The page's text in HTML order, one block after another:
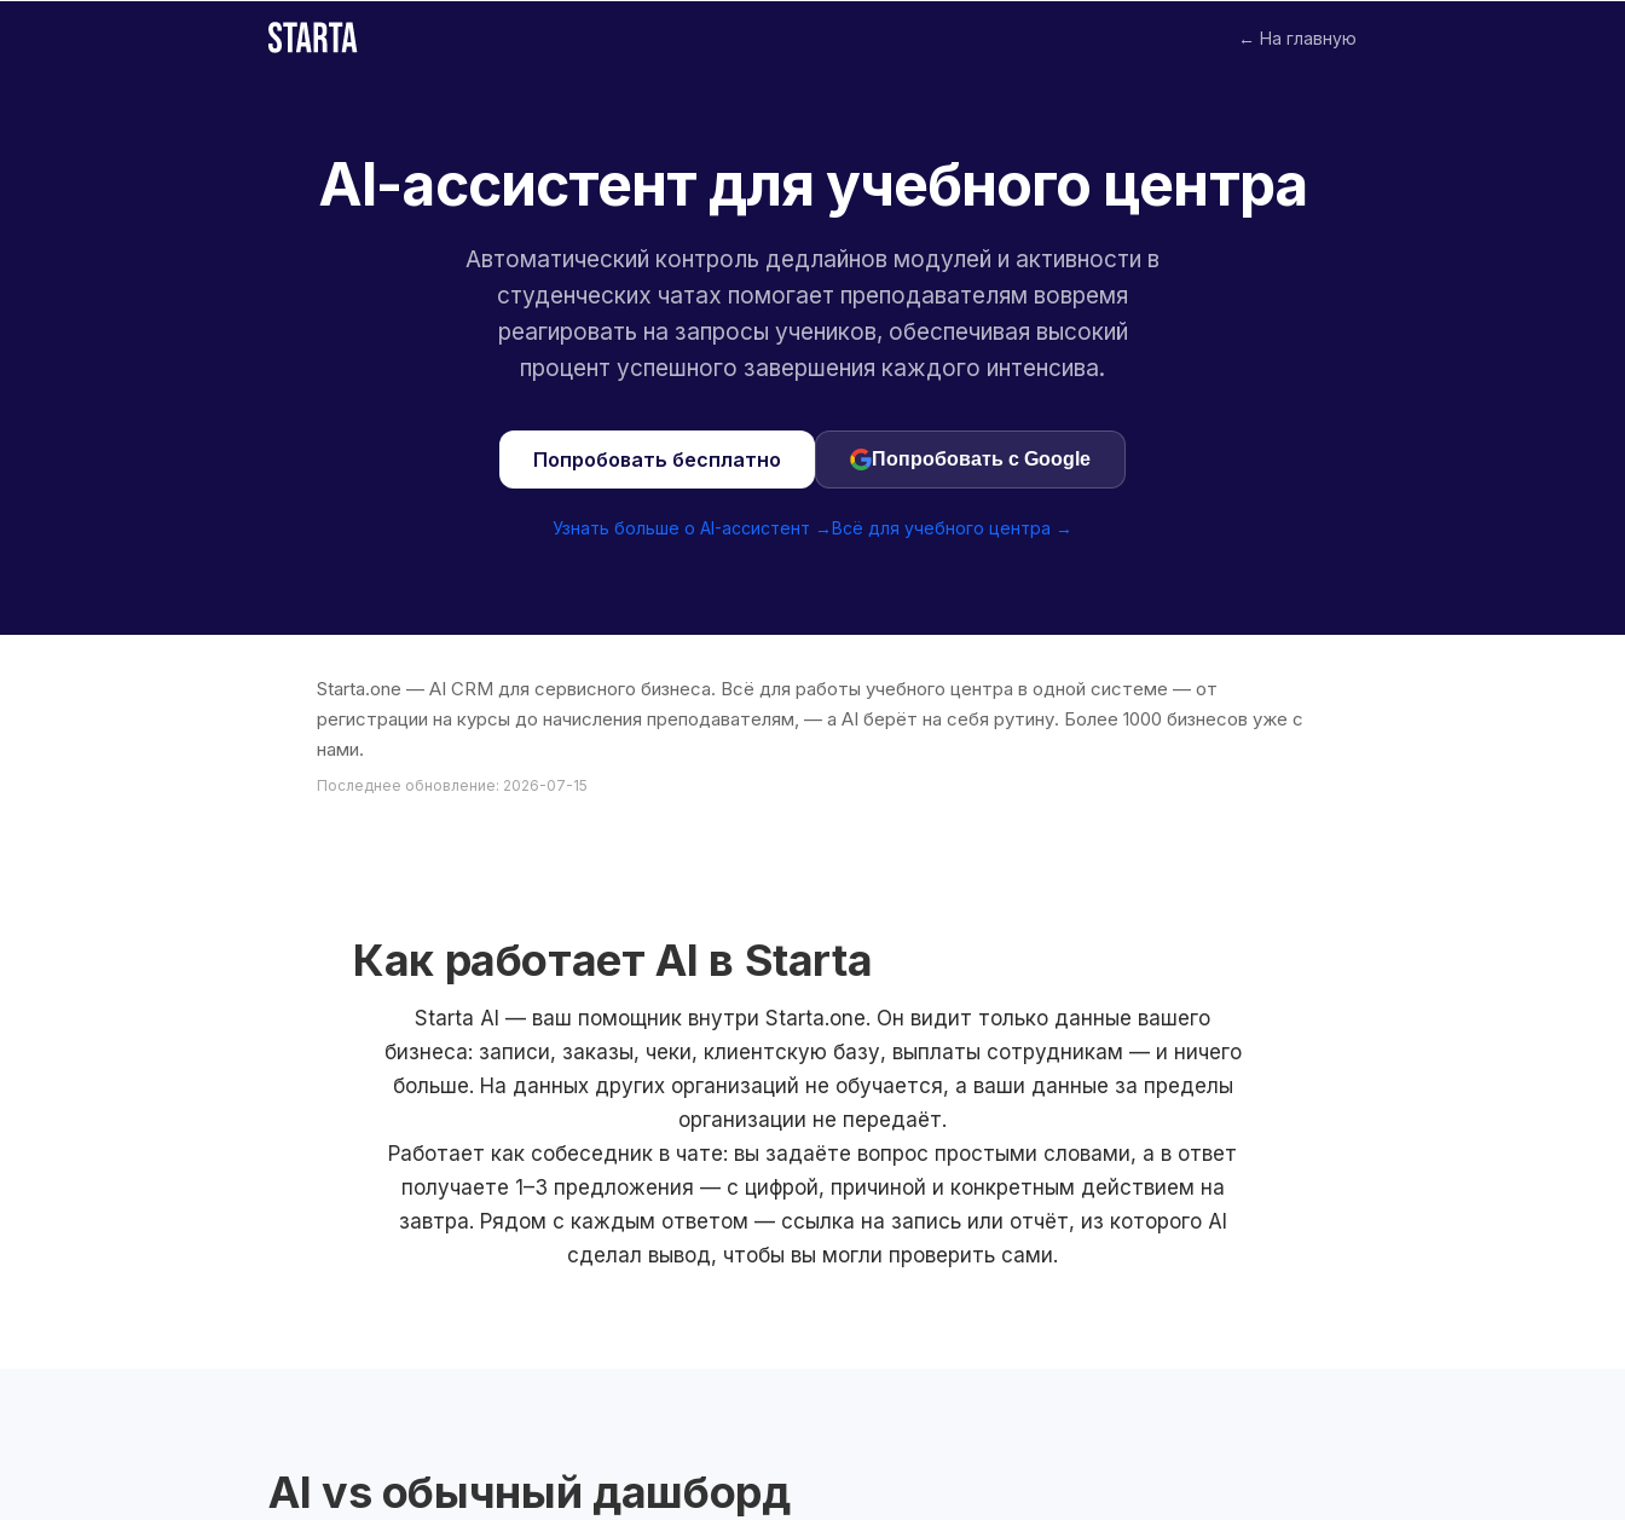
← На главную
AI-ассистент для учебного центра
Автоматический контроль дедлайнов модулей и активности в
студенческих чатах помогает преподавателям вовремя
реагировать на запросы учеников, обеспечивая высокий
процент успешного завершения каждого интенсива.
Попробовать бесплатно Попробовать с Google
Узнать больше о AI-ассистент →Всё для учебного центра →
Starta.one — AI CRM для сервисного бизнеса. Всё для работы учебного центра в одной системе — от
регистрации на курсы до начисления преподавателям, — а AI берёт на себя рутину. Более 1000 бизнесов уже с
нами.
Последнее обновление: 2026-07-15
Как работает AI в Starta
Starta AI — ваш помощник внутри Starta.one. Он видит только данные вашего
бизнеса: записи, заказы, чеки, клиентскую базу, выплаты сотрудникам — и ничего
больше. На данных других организаций не обучается, а ваши данные за пределы
организации не передаёт.
Работает как собеседник в чате: вы задаёте вопрос простыми словами, а в ответ
получаете 1–3 предложения — с цифрой, причиной и конкретным действием на
завтра. Рядом с каждым ответом — ссылка на запись или отчёт, из которого AI
сделал вывод, чтобы вы могли проверить сами.
AI vs обычный дашборд